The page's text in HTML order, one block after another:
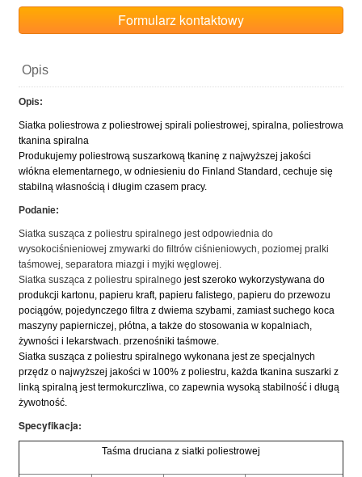
Formularz kontaktowy
Opis
Opis:
Siatka poliestrowa z poliestrowej spirali poliestrowej, spiralna, poliestrowa
tkanina spiralna
Produkujemy poliestrową suszarkową tkaninę z najwyższej jakości
włókna elementarnego, w odniesieniu do Finland Standard, cechuje się
stabilną własnością i długim czasem pracy.
Podanie:
Siatka susząca z poliestru spiralnego jest odpowiednia do
wysokociśnieniowej zmywarki do filtrów ciśnieniowych, poziomej pralki
taśmowej, separatora miazgi i myjki węglowej.
Siatka susząca z poliestru spiralnego jest szeroko wykorzystywana do
produkcji kartonu, papieru kraft, papieru falistego, papieru do przewozu
pociągów, pojedynczego filtra z dwiema szybami, zamiast suchego koca
maszyny papierniczej, płótna, a także do stosowania w kopalniach,
żywności i lekarstwach. przenośniki taśmowe.
Siatka susząca z poliestru spiralnego wykonana jest ze specjalnych
przędz o najwyższej jakości w 100% z poliestru, każda tkanina suszarki z
linką spiralną jest termokurczliwa, co zapewnia wysoką stabilność i długą
żywotność.
Specyfikacja:
Taśma druciana z siatki poliestrowej